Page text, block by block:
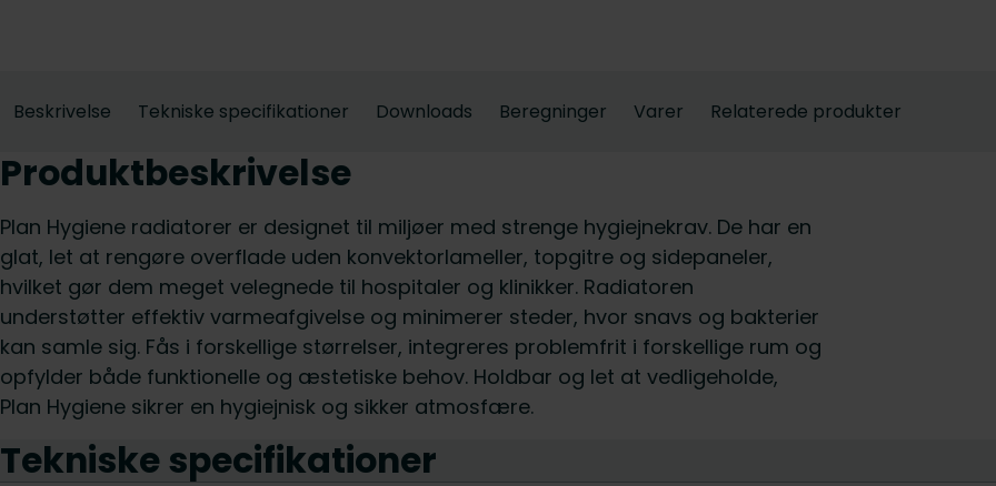
Beskrivelse Tekniske specifikationer Downloads Beregninger Varer Relaterede produkter
Produktbeskrivelse
Plan Hygiene radiatorer er designet til miljøer med strenge hygiejnekrav. De har en
glat, let at rengøre overflade uden konvektorlameller, topgitre og sidepaneler,
hvilket gør dem meget velegnede til hospitaler og klinikker. Radiatoren
understøtter effektiv varmeafgivelse og minimerer steder, hvor snavs og bakterier
kan samle sig. Fås i forskellige størrelser, integreres problemfrit i forskellige rum og
opfylder både funktionelle og æstetiske behov. Holdbar og let at vedligeholde,
Plan Hygiene sikrer en hygiejnisk og sikker atmosfære.
Tekniske specifikationer